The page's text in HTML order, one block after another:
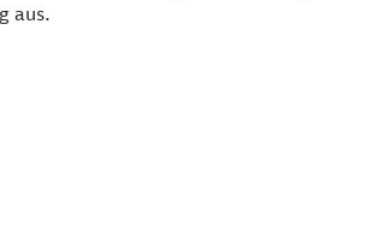
aus.